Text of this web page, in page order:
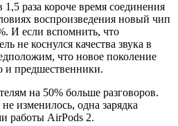
раза короче время соединения
воспроизведения новый чип
И если вспомнить, что
не коснулся качества звука в
что новое поколение
и предшественники.
на 50% больше разговоров.
изменилось, одна зарядка
работы AirPods 2.